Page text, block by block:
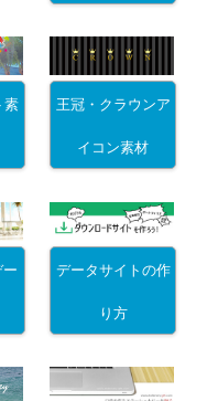
素 王冠・クラウンア
イコン素材
データサイトの作
り方